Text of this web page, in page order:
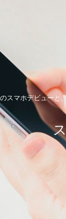
スマホデビューと